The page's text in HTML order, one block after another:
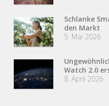
Schlanke
den Markt
5. Mai 2026
Watch 2.0
8. April 2026